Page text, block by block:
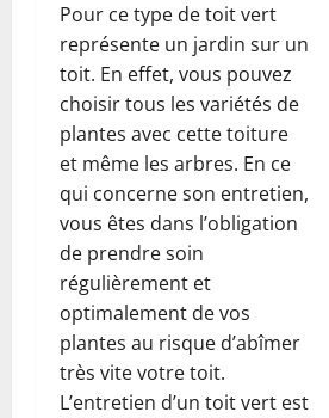
Pour ce type de toit vert
représente un jardin sur un
toit. En effet, vous pouvez
choisir tous les variétés de
plantes avec cette toiture
et même les arbres. En ce
qui concerne son entretien,
vous êtes dans l’obligation
de prendre soin
régulièrement et
optimalement de vos
plantes au risque d’abîmer
très vite votre toit.
L’entretien d’un toit vert est